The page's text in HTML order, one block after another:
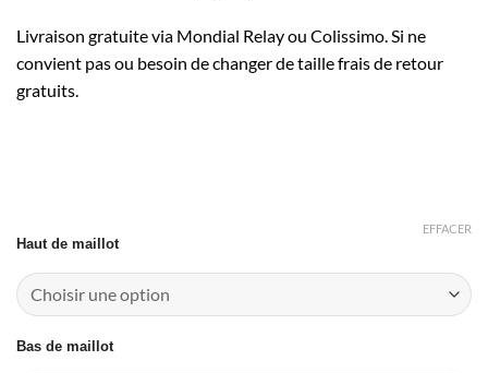
Livraison gratuite via Mondial Relay ou Colissimo. Si ne
convient pas ou besoin de changer de taille frais de retour
gratuits.
Haut de maillot
Bas de maillot
EFFACER